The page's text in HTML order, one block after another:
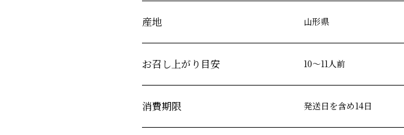
産地 山形県
お召し上がり目安 10〜11人前
消費期限 発送日を含め14日